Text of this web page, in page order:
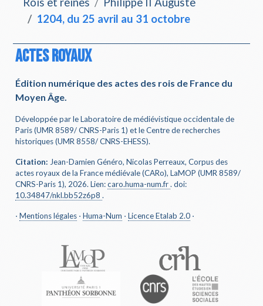
1204, du 25 avril au 31 octobre
ACTES ROYAUX
Édition numérique des actes des rois de France du
Moyen Âge.
Développée par le Laboratoire de médiévistique occidentale de
Paris (UMR 8589/ CNRS-Paris 1) et le Centre de recherches
historiques (UMR 8558/ CNRS-EHESS).
Citation: Jean-Damien Généro, Nicolas Perreaux, Corpus des
actes royaux de la France médiévale (CARo), LaMOP (UMR 8589/
CNRS-Paris 1), 2026. Lien:caro.huma-num.fr .doi:
10.34847/nkl.bb52z6p8 .
⋅Mentions légales ⋅Huma-Num ⋅Licence Etalab 2.0 ⋅